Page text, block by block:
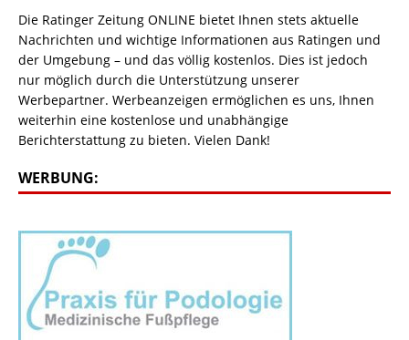
Die Ratinger Zeitung ONLINE bietet Ihnen stets aktuelle
Nachrichten und wichtige Informationen aus Ratingen und
der Umgebung – und das völlig kostenlos. Dies ist jedoch
nur möglich durch die Unterstützung unserer
Werbepartner. Werbeanzeigen ermöglichen es uns, Ihnen
weiterhin eine kostenlose und unabhängige
Berichterstattung zu bieten. Vielen Dank!
WERBUNG: